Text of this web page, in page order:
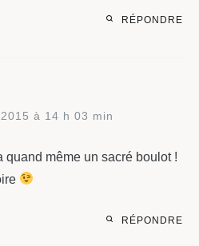
RÉPONDRE
à 14 h 03 min
même un sacré boulot !
RÉPONDRE